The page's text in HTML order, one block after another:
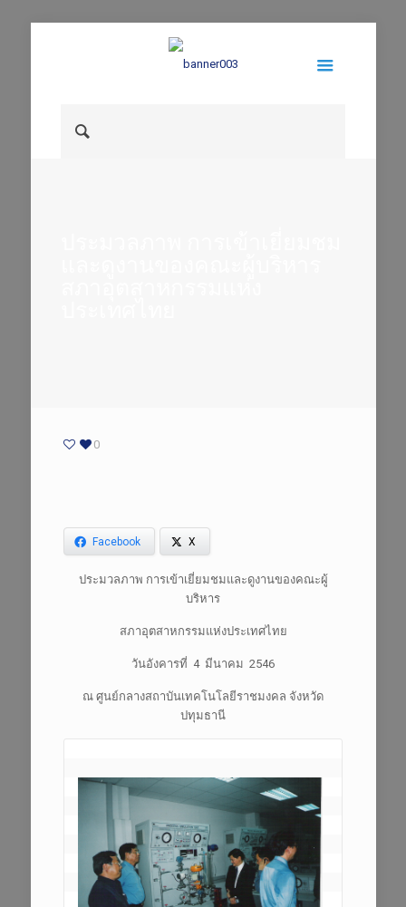
0
Facebook X
ประมวลภาพ การเข้าเยี่ยมชมและดูงานของคณะผู้
บริหาร
สภาอุตสาหกรรมแห่งประเทศไทย
วันอังคารที่ 4 มีนาคม 2546
ณ ศูนย์กลางสถาบันเทคโนโลยีราชมงคล จังหวัด
ปทุมธานี